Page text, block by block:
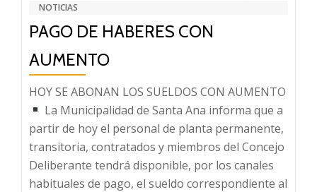
NOTICIAS
PAGO DE HABERES CON
AUMENTO
HOY SE ABONAN LOS SUELDOS CON AUMENTO
La Municipalidad de Santa Ana informa que a
partir de hoy el personal de planta permanente,
transitoria, contratados y miembros del Concejo
Deliberante tendrá disponible, por los canales
habituales de pago, el sueldo correspondiente al